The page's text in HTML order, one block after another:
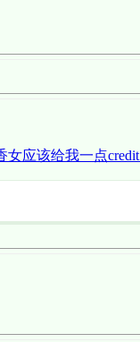
女应该给我一点credit